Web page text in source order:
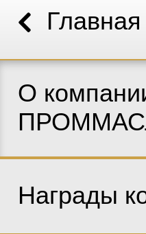
Главная
О
Награды